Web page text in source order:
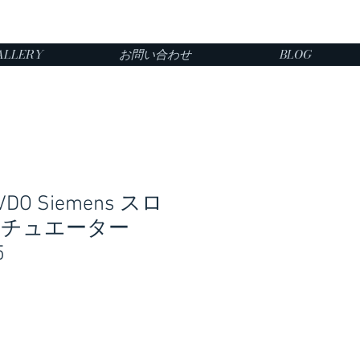
お問い合わせ BLOG
Siemens スロ
ュエーター